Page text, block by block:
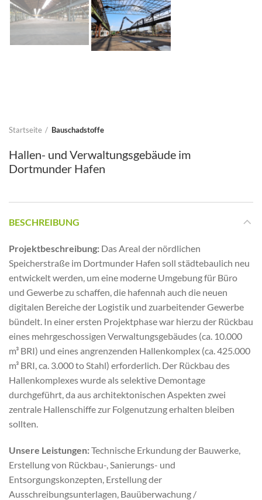
Startseite Bauschadstoffe
Hallen- und Verwaltungsgebäude im
Dortmunder Hafen
BESCHREIBUNG
Projektbeschreibung: Das Areal der nördlichen
Speicherstraße im Dortmunder Hafen soll städtebaulich neu
entwickelt werden, um eine moderne Umgebung für Büro
und Gewerbe zu schaffen, die hafennah auch die neuen
digitalen Bereiche der Logistik und zuarbeitender Gewerbe
bündelt. In einer ersten Projektphase war hierzu der Rückbau
eines mehrgeschossigen Verwaltungsgebäudes (ca. 10.000
m³ BRI) und eines angrenzenden Hallenkomplex (ca. 425.000
m³ BRI, ca. 3.000 to Stahl) erforderlich. Der Rückbau des
Hallenkomplexes wurde als selektive Demontage
durchgeführt, da aus architektonischen Aspekten zwei
zentrale Hallenschiffe zur Folgenutzung erhalten bleiben
sollten.
Unsere Leistungen:Technische Erkundung der Bauwerke,
Erstellung von Rückbau-, Sanierungs- und
Entsorgungskonzepten, Erstellung der
Ausschreibungsunterlagen, Bauüberwachung /